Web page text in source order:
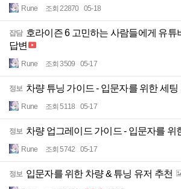
Rune 조회 22870 05-18
잡담 호라이즌 6 고민하는 사람들에게 유튜
답변
Rune 조회 3509 05-17
정보 차량 튜닝 가이드 - 입문자를 위한 세팅
Rune 조회 5118 05-17
정보 차량 업그레이드 가이드 - 입문자를 위
Rune 조회 5742 05-17
정보 입문자를 위한 차량 & 튜닝 유저 추천